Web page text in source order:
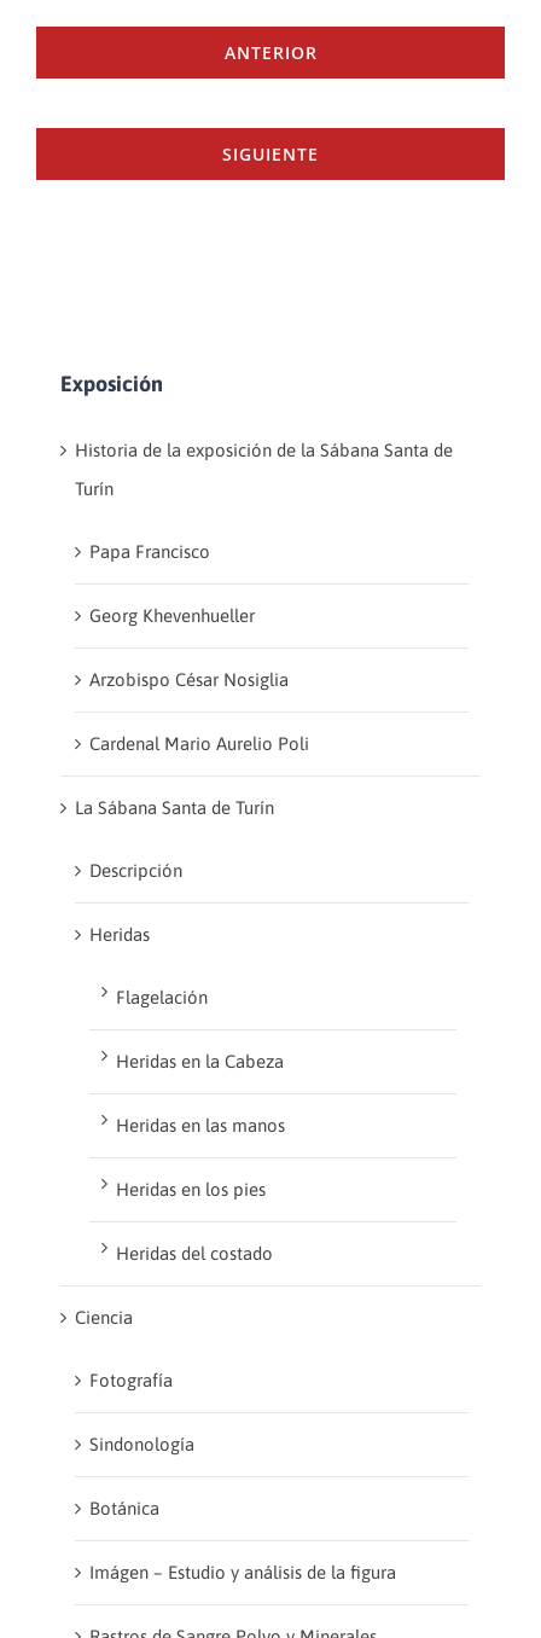
ANTERIOR
SIGUIENTE
Exposición
Historia de la exposición de la Sábana Santa de
Turín
Papa Francisco
Georg Khevenhueller
Arzobispo César Nosiglia
Cardenal Mario Aurelio Poli
La Sábana Santa de Turín
Descripción
Heridas
Flagelación
Heridas en la Cabeza
Heridas en las manos
Heridas en los pies
Heridas del costado
Ciencia
Fotografía
Sindonología
Botánica
Imágen – Estudio y análisis de la figura